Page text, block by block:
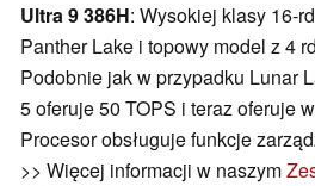
Ultra 9 386H: Wysokiej klasy 16-
Panther Lake i topowy model z 4
Podobnie jak w przypadku Lunar
5 oferuje 50 TOPS i teraz oferuje
Procesor obsługuje funkcje
>> Więcej informacji w naszym